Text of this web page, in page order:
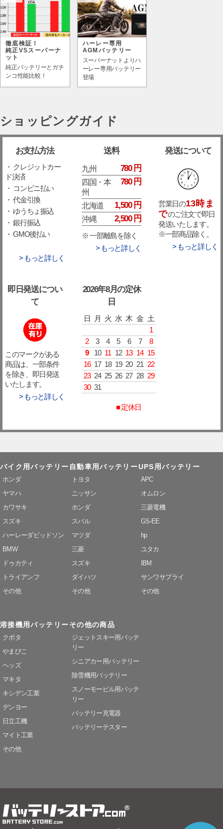
徹底検証！
純正VSスーパーナ
ット
純正バッテリーとガチ
ンコ性能比較！
ハーレー専用
AGMバッテリー
スーパーナットよりハ
ーレー専用バッテリー
登場
ショッピングガイド
お支払方法
・ クレジットカー
ド決済
・ コンビニ払い
・ 代金引換
・ ゆうちょ振込
・ 銀行振込
・ GMO後払い
> もっと詳しく
送料
九州 780 円
四国・本
州
780 円
北海道 1,500 円
沖縄 2,500 円
※ 一部離島を除く
> もっと詳しく
発送について
営業日の13時ま
でのご注文で即日
発送いたします。
※一部商品除く。
> もっと詳しく
即日発送につい
て
このマークがある
商品は、一部条件
を除き、即日発送
いたします。
> もっと詳しく
2026年8月の定休
日
日 月 火 水 木 金 土
1
2
3 4 5 6 7
8
9
10 11 12 13 14 15
16 17 18 19 20 21 22
23 24 25 26 27 28 29
30 31
■ 定休日
バイク用バッテリー
ホンダ
ヤマハ
カワサキ
スズキ
ハーレーダビッドソン
BMW
ドゥカティ
トライアンフ
その他
自動車用バッテリー
トヨタ
ニッサン
ホンダ
スバル
マツダ
三菱
スズキ
ダイハツ
その他
UPS用バッテリー
APC
オムロン
三菱電機
GS-EE
hp
ユタカ
IBM
サンワサプライ
その他
溶接機用バッテリー
クボタ
やまびこ
ヘッズ
マキタ
キシデン工業
デンヨー
日立工機
マイト工業
その他
その他の商品
ジェットスキー用バッテ
リー
シニアカー用バッテリー
除雪機用バッテリー
スノーモービル用バッテ
リー
バッテリー充電器
バッテリーテスター